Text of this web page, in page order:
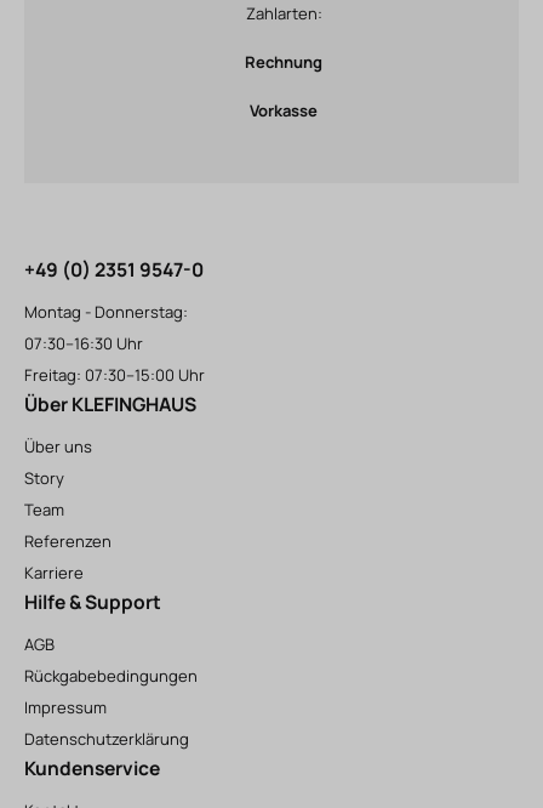
Zahlarten:
Rechnung
Vorkasse
+49 (0) 2351 9547-0
Montag - Donnerstag:
07:30–16:30 Uhr
Freitag: 07:30–15:00 Uhr
Über KLEFINGHAUS
Über uns
Story
Team
Referenzen
Karriere
Hilfe & Support
AGB
Rückgabebedingungen
Impressum
Datenschutzerklärung
Kundenservice